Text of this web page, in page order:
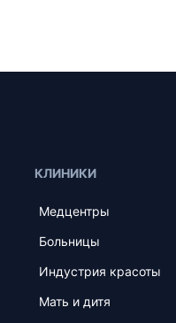
КЛИНИКИ
Медцентры
Больницы
Индустрия красоты
Мать и дитя